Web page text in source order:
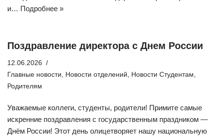
и… Подробнее »
Поздравление директора с Днем России
12.06.2026
Главные новости, Новости отделений, Новости Студентам,
Родителям
Уважаемые коллеги, студенты, родители! Примите самые
искренние поздравления с государственным праздником —
Днём России! Этот день олицетворяет нашу национальную